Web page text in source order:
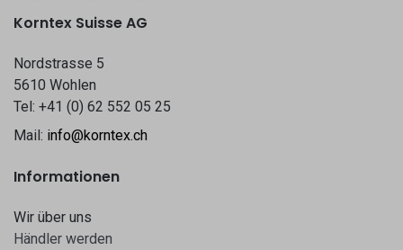
Korntex Suisse AG
Nordstrasse 5
5610 Wohlen
Tel: +41 (0) 62 552 05 25
Mail: info@korntex.ch
Informationen
Wir über uns
Hä​​ndle​​r werden​​